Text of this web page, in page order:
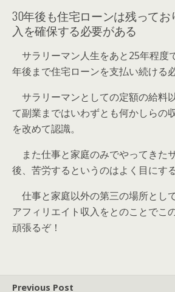
30年後も住宅ローンは残ってお
入を確保する必要がある
サラリーマン人生をあと25年程度
年後まで住宅ローンを支払い続ける必
サラリーマンとしての定額の給料
て副業まではいわずとも何かしらの
を改めて認識。
また仕事と家庭のみでやってきた
後、苦労するというのはよく目にする
仕事と家庭以外の第三の場所とし
アフィリエイト収入をとのことでこ
頑張るぞ！
Previous Post